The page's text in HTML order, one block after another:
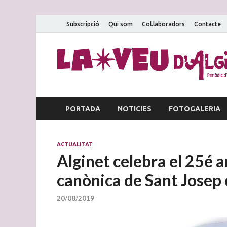
Subscripció Qui som Col.laboradors Contacte
PORTADA NOTICIES FOTOGALERIA
ACTUALITAT
Alginet celebra el 25é
canònica de Sant
20/08/2019